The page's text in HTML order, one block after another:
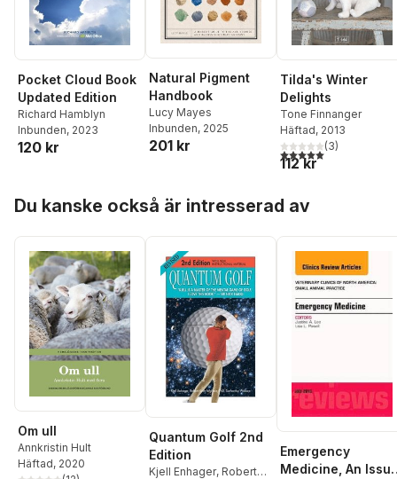
Pocket Cloud Book
Updated Edition
Richard Hamblyn
Inbunden, 2023
120 kr
Natural Pigment
Handbook
Lucy Mayes
Inbunden, 2025
201 kr
Tilda's Winter
Delights
Tone Finnanger
Häftad, 2013
5,0utav 5 stjärnor.
(3)
112 kr
Du kanske också är intresserad av
Om ull
Annkristin Hult
Häftad, 2020
Quantum Golf 2nd
Edition
Kjell Enhager, Robert
Emergency
Medicine, An